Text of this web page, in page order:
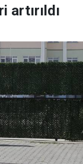
artırıldı